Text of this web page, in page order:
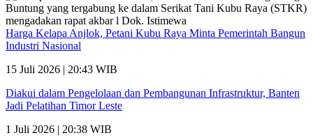
Harga Kelapa Anjlok, Petani Kubu Raya Minta Pemerintah Bangun
Industri Nasional
15 Juli 2026 | 20:43 WIB
Diakui dalam Pengelolaan dan Pembangunan Infrastruktur, Banten
Jadi Pelatihan Timor Leste
1 Juli 2026 | 20:38 WIB